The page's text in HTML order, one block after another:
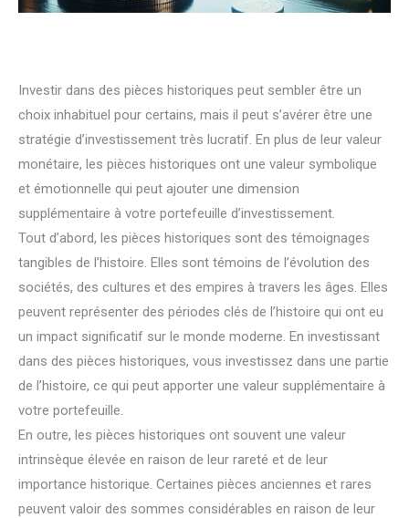
Investir dans des pièces historiques peut sembler être un
choix inhabituel pour certains, mais il peut s’avérer être une
stratégie d’investissement très lucratif. En plus de leur valeur
monétaire, les pièces historiques ont une valeur symbolique
et émotionnelle qui peut ajouter une dimension
supplémentaire à votre portefeuille d’investissement.
Tout d’abord, les pièces historiques sont des témoignages
tangibles de l’histoire. Elles sont témoins de l’évolution des
sociétés, des cultures et des empires à travers les âges. Elles
peuvent représenter des périodes clés de l’histoire qui ont eu
un impact significatif sur le monde moderne. En investissant
dans des pièces historiques, vous investissez dans une partie
de l’histoire, ce qui peut apporter une valeur supplémentaire à
votre portefeuille.
En outre, les pièces historiques ont souvent une valeur
intrinsèque élevée en raison de leur rareté et de leur
importance historique. Certaines pièces anciennes et rares
peuvent valoir des sommes considérables en raison de leur